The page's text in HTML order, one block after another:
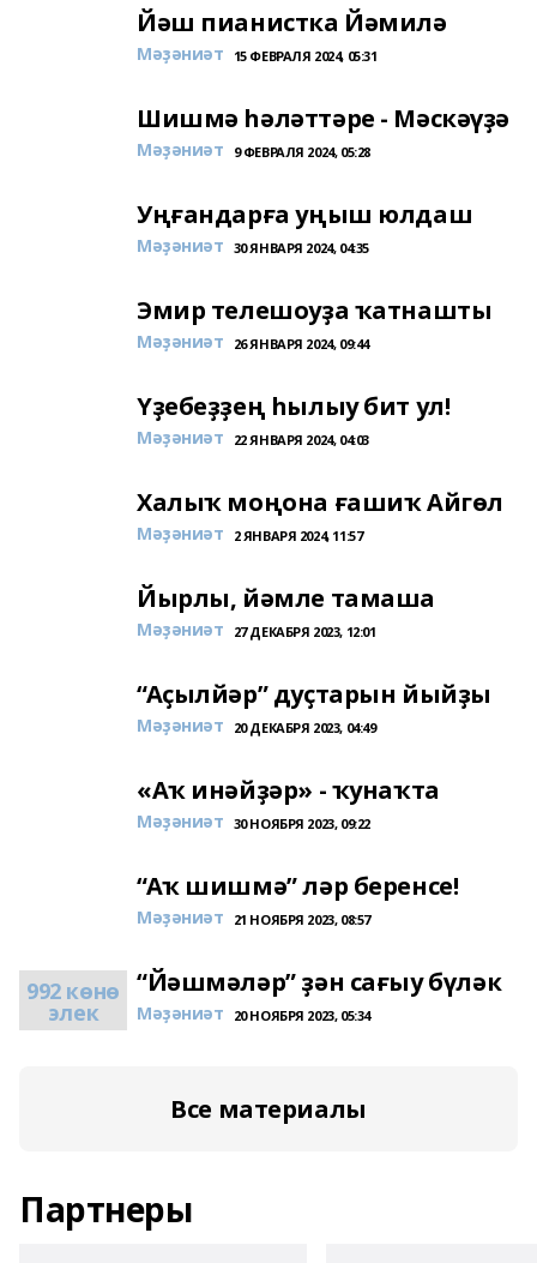
Йәш пианистка Йәмилә
Мәҙәниәт 15 ФЕВРАЛЯ 2024, 05:31
Шишмә һәләттәре - Мәскәүҙә
Мәҙәниәт 9 ФЕВРАЛЯ 2024, 05:28
Уңғандарға уңыш юлдаш
Мәҙәниәт 30 ЯНВАРЯ 2024, 04:35
Эмир телешоуҙа ҡатнашты
Мәҙәниәт 26 ЯНВАРЯ 2024, 09:44
Үҙебеҙҙең һылыу бит ул!
Мәҙәниәт 22 ЯНВАРЯ 2024, 04:03
Халыҡ моңона ғашиҡ Айгөл
Мәҙәниәт 2 ЯНВАРЯ 2024, 11:57
Йырлы, йәмле тамаша
Мәҙәниәт 27 ДЕКАБРЯ 2023, 12:01
“Аҫылйәр” дуҫтарын йыйҙы
Мәҙәниәт 20 ДЕКАБРЯ 2023, 04:49
«Аҡ инәйҙәр» - ҡунаҡта
Мәҙәниәт 30 НОЯБРЯ 2023, 09:22
“Аҡ шишмә” ләр беренсе!
Мәҙәниәт 21 НОЯБРЯ 2023, 08:57
992 көнө
элек
“Йәшмәләр” ҙән сағыу бүләк
Мәҙәниәт 20 НОЯБРЯ 2023, 05:34
Все материалы
Партнеры